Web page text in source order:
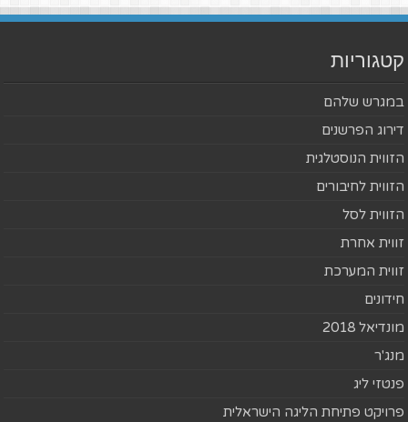
קטגוריות
במגרש שלהם
דירוג הפרשנים
הזווית הנוסטלגית
הזווית לחיבורים
הזווית לסל
זווית אחרת
זווית המערכת
חידונים
מונדיאל 2018
מנג'ר
פנטזי ליג
פרויקט פתיחת הליגה הישראלית